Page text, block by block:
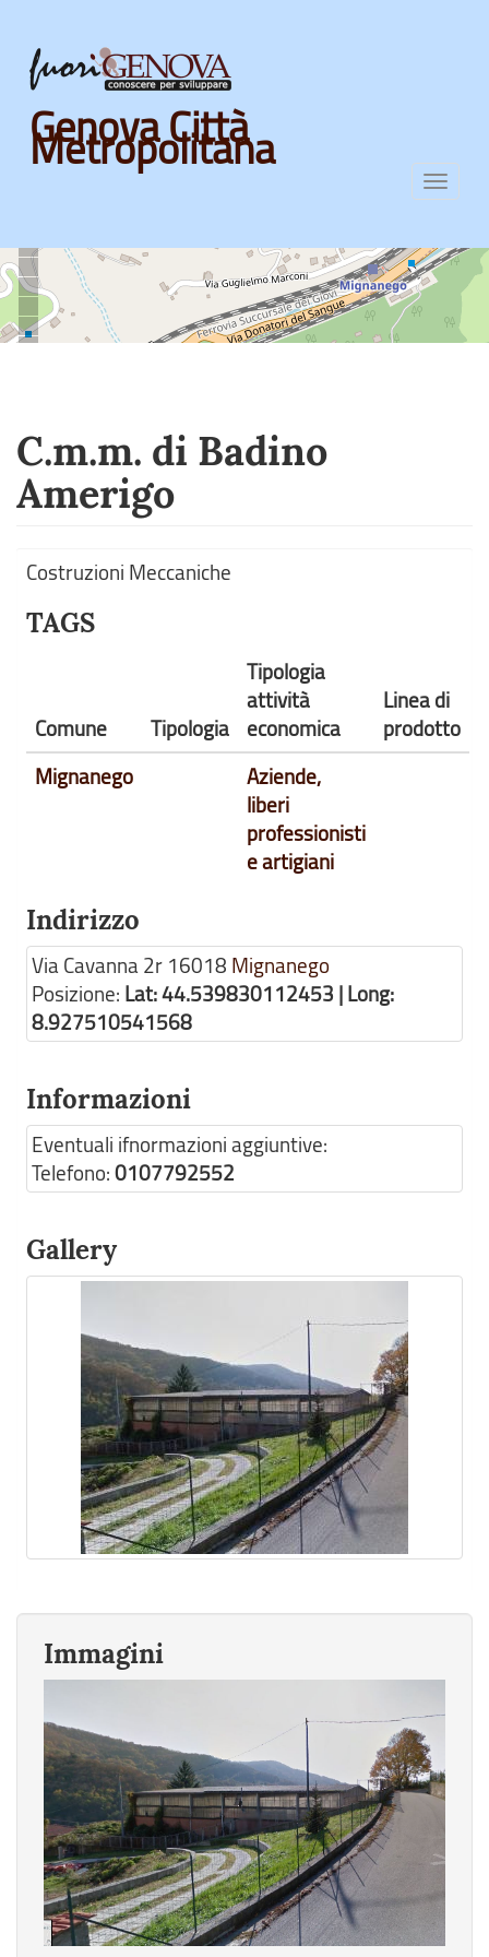
Skip
main
content
Genova Città
Metropolitana
C.m.m. di Badino
Amerigo
Costruzioni Meccaniche
TAGS
Comune Tipologia
Tipologia
attività
economica
Linea di
prodotto
Mignanego
Aziende,
liberi
professionisti
e artigiani
Indirizzo
Via Cavanna 2r 16018 Mignanego
Posizione: Lat: 44.539830112453 | Long:
8.927510541568
Informazioni
Eventuali ifnormazioni aggiuntive:
Telefono:0107792552
Gallery
Immagini